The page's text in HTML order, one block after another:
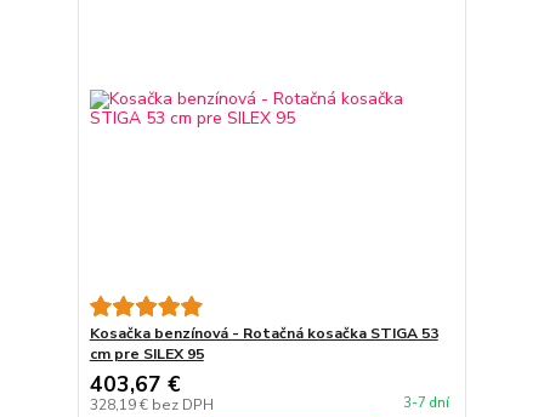
Kosačka benzínová - Rotačná kosačka STIGA 53
cm pre SILEX 95
403,67 €
328,19 € bez DPH 3-7 dní